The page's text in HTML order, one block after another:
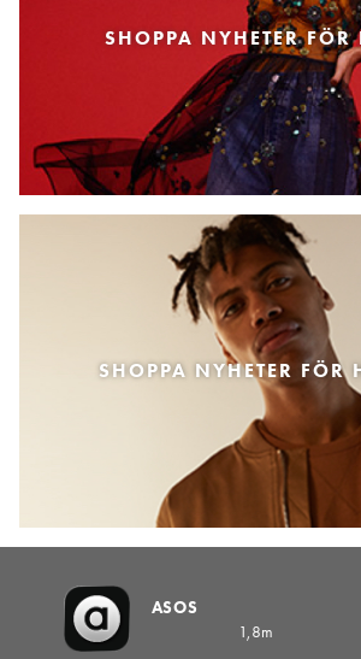
SHOPPA NYHETER FÖR
SHOPPA NYHETER FÖR
ASOS
1,8m